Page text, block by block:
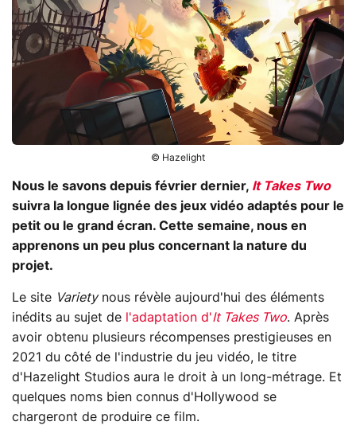
© Hazelight
Nous le savons depuis février dernier, It Takes Two
suivra la longue lignée des jeux vidéo adaptés pour le
petit ou le grand écran. Cette semaine, nous en
apprenons un peu plus concernant la nature du
projet.
Le site Varietynous révèle aujourd'hui des éléments
inédits au sujet de
l'adaptation d'It Takes Two. Après
avoir obtenu plusieurs récompenses prestigieuses en
2021 du côté de l'industrie du jeu vidéo, le titre
d'Hazelight Studios aura le droit à un long-métrage. Et
quelques noms bien connus d'Hollywood se
chargeront de produire ce film.